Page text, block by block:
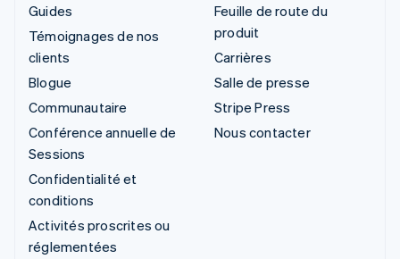
Guides
Témoignages de nos
clients
Blogue
Communautaire
Conférence annuelle de
Sessions
Confidentialité et
conditions
Activités proscrites ou
réglementées
Feuille de route du
produit
Carrières
Salle de presse
Stripe Press
Nous contacter